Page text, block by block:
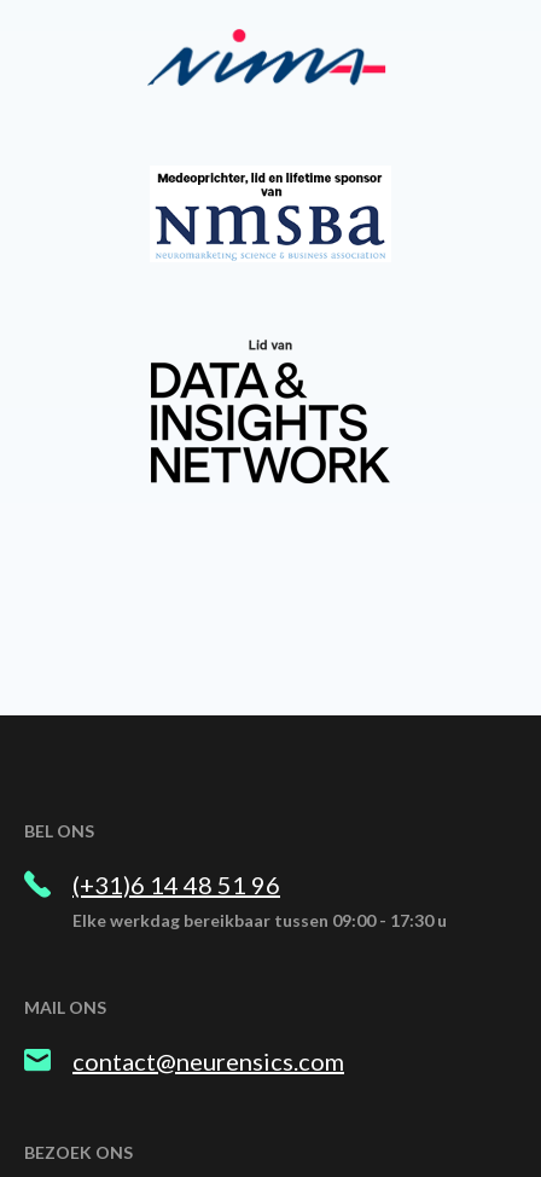
BEL ONS
(+31)6 14 48 51 96
Elke werkdag bereikbaar tussen 09:00 - 17:30 u
MAIL ONS
contact@neurensics.com
BEZOEK ONS